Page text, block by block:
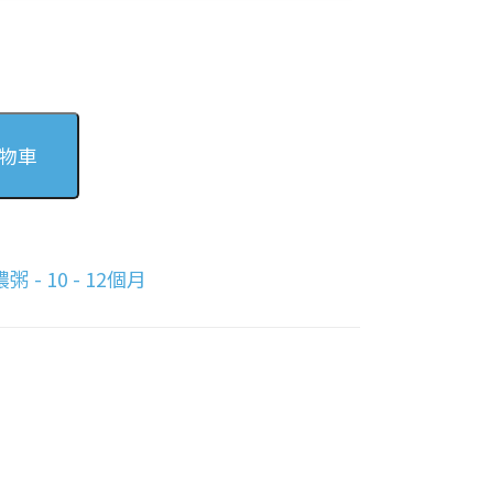
車
粥 - 10 - 12個月